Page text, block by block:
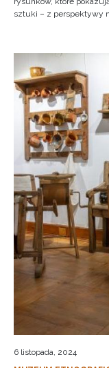
sztuki – z perspektywy
6 listopada, 2024